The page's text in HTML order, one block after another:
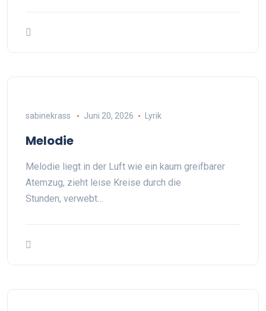
sabinekrass Juni 20, 2026 Lyrik
Melodie
Melodie liegt in der Luft wie ein kaum greifbarer
Atemzug, zieht leise Kreise durch die
Stunden, verwebt…